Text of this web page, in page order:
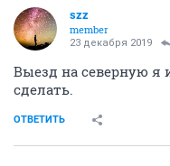
szz
member
23 декабря 2019
Выезд на северную я
сделать.
ОТВЕТИТЬ